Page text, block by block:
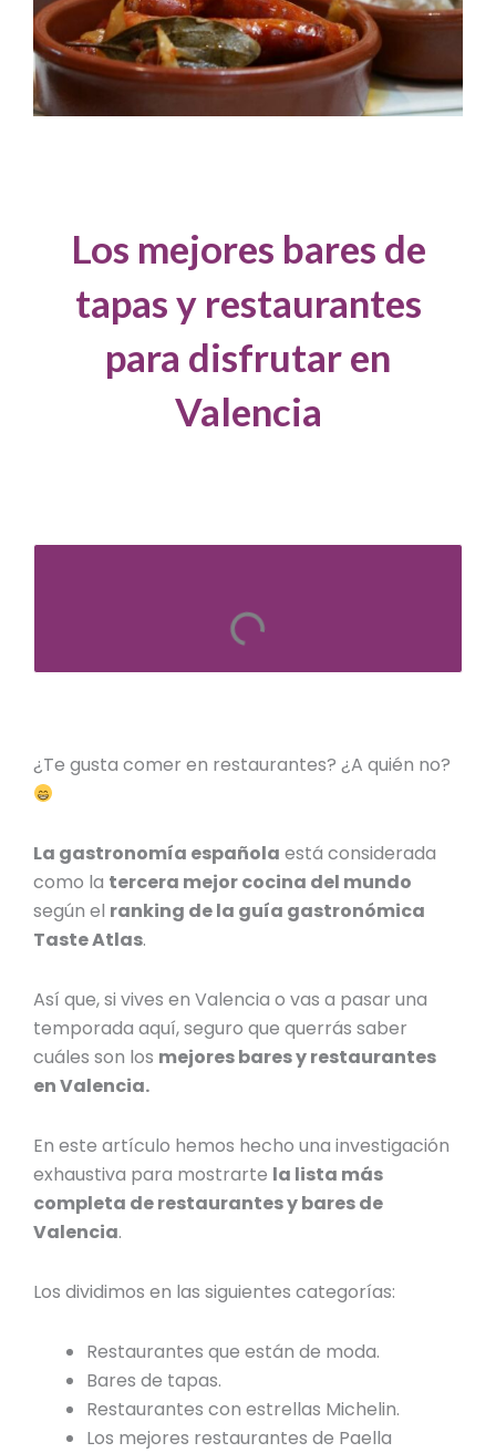
Los mejores bares de
tapas y restaurantes
para disfrutar en
Valencia
¿Te gusta comer en restaurantes? ¿A quién no?
La gastronomía española está considerada
como la tercera mejor cocina del mundo
según el ranking de la guía gastronómica
Taste Atlas.
Así que, si vives en Valencia o vas a pasar una
temporada aquí, seguro que querrás saber
cuáles son los mejoresbares y restaurantes
en Valencia.
En este artículo hemos hecho una investigación
exhaustiva para mostrarte la lista más
completa derestaurantes y bares de
Valencia.
Los dividimos en las siguientes categorías:
Restaurantes que están de moda.
Bares de tapas.
Restaurantes con estrellas Michelin.
Los mejores restaurantes de Paella